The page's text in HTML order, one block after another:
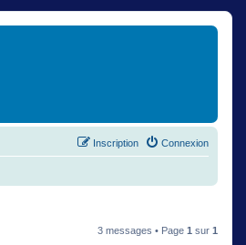
Connexion
Inscription
3 messages • Page 1 sur 1